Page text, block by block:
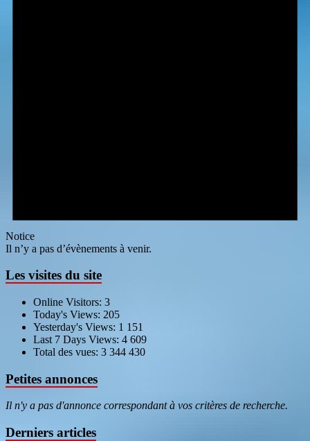
Notice
Il n’y a pas d’évènements à venir.
Les visites du site
Online Visitors: 3
Today's Views: 205
Yesterday's Views: 1 151
Last 7 Days Views: 4 609
Total des vues: 3 344 430
Petites annonces
Il n'y a pas d'annonce correspondant à vos critères de recherche.
Derniers articles